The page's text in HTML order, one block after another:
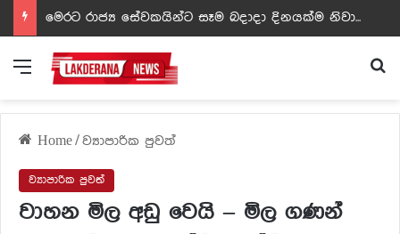
ඩඩ්ලිට දෙවෙනි නොවූ රත්න සහල් අධිපති..- PHOTOS
Menu
Home/ව්‍යාපාරික පුවත්
ව්‍යාපාරික පුවත්
වාහන මිල අඩු වෙයි – මිල ගණන්